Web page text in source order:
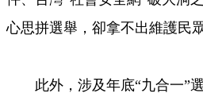
心思拼選舉，卻拿不出維護民
此外，涉及年底“九合一”選